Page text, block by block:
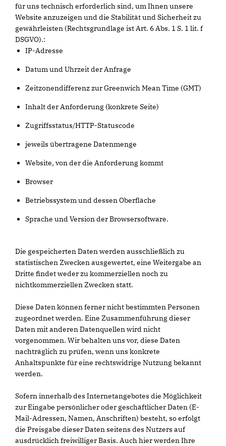
für uns technisch erforderlich sind, um Ihnen unsere
Website anzuzeigen und die Stabilität und Sicherheit zu
gewährleisten (Rechtsgrundlage ist Art. 6 Abs. 1 S. 1 lit. f
DSGVO).:
IP-Adresse
Datum und Uhrzeit der Anfrage
Zeitzonendifferenz zur Greenwich Mean Time (GMT)
Inhalt der Anforderung (konkrete Seite)
Zugriffsstatus/HTTP-Statuscode
jeweils übertragene Datenmenge
Website, von der die Anforderung kommt
Browser
Betriebssystem und dessen Oberfläche
Sprache und Version der Browsersoftware.
Die gespeicherten Daten werden ausschließlich zu
statistischen Zwecken ausgewertet, eine Weitergabe an
Dritte findet weder zu kommerziellen noch zu
nichtkommerziellen Zwecken statt.
Diese Daten können ferner nicht bestimmten Personen
zugeordnet werden. Eine Zusammenführung dieser
Daten mit anderen Datenquellen wird nicht
vorgenommen. Wir behalten uns vor, diese Daten
nachträglich zu prüfen, wenn uns konkrete
Anhaltspunkte für eine rechtswidrige Nutzung bekannt
werden.
Sofern innerhalb des Internetangebotes die Möglichkeit
zur Eingabe persönlicher oder geschäftlicher Daten (E-
Mail-Adressen, Namen, Anschriften) besteht, so erfolgt
die Preisgabe dieser Daten seitens des Nutzers auf
ausdrücklich freiwilliger Basis. Auch hier werden Ihre